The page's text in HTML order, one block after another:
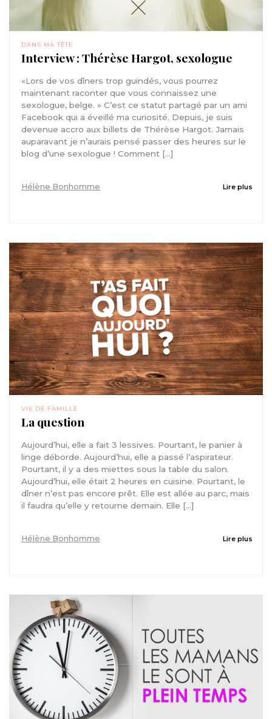
DANS MA TÊTE
Interview : Thérèse Hargot, sexologue
«Lors de vos dîners trop guindés, vous pourrez
maintenant raconter que vous connaissez une
sexologue, belge. » C’est ce statut partagé par un ami
Facebook qui a éveillé ma curiosité. Depuis, je suis
devenue accro aux billets de Thérèse Hargot. Jamais
auparavant je n’aurais pensé passer des heures sur le
blog d’une sexologue ! Comment […]
Hélène Bonhomme Lire plus
VIE DE FAMILLE
La question
Aujourd’hui, elle a fait 3 lessives. Pourtant, le panier à
linge déborde. Aujourd’hui, elle a passé l’aspirateur.
Pourtant, il y a des miettes sous la table du salon.
Aujourd’hui, elle était 2 heures en cuisine. Pourtant, le
dîner n’est pas encore prêt. Elle est allée au parc, mais
il faudra qu’elle y retourne demain. Elle […]
Hélène Bonhomme Lire plus